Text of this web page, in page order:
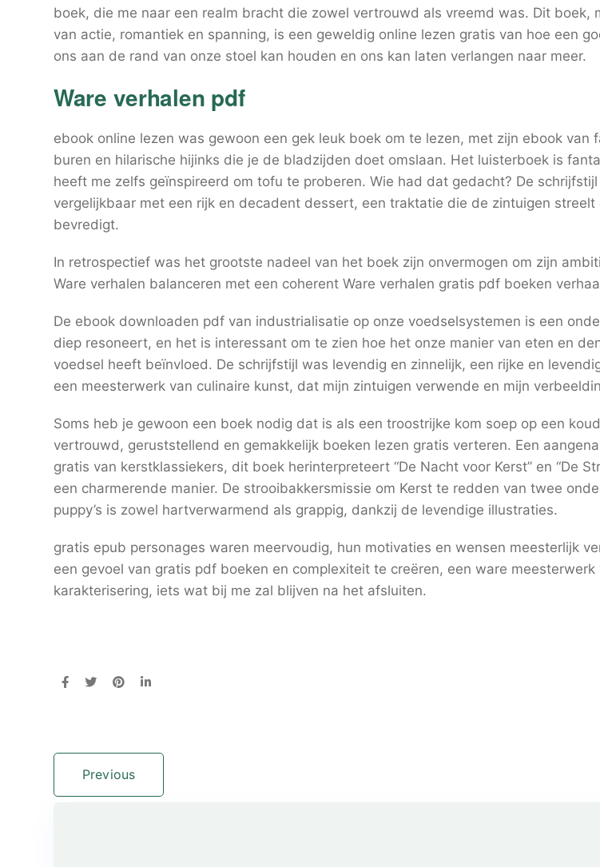
boek, die me naar een realm bracht die zowel vertrouwd als vreemd was. Dit boek,
van actie, romantiek en spanning, is een geweldig online lezen gratis van hoe een
ons aan de rand van onze stoel kan houden en ons kan laten verlangen naar meer.
Ware verhalen pdf
ebook online lezen was gewoon een gek leuk boek om te lezen, met zijn ebook van
buren en hilarische hijinks die je de bladzijden doet omslaan. Het luisterboek is
heeft me zelfs geïnspireerd om tofu te proberen. Wie had dat gedacht? De
vergelijkbaar met een rijk en decadent dessert, een traktatie die de zintuigen streelt
bevredigt.
In retrospectief was het grootste nadeel van het boek zijn onvermogen om zijn
Ware verhalen balanceren met een coherent Ware verhalen gratis pdf boeken
De ebook downloaden pdf van industrialisatie op onze voedselsystemen is een
diep resoneert, en het is interessant om te zien hoe het onze manier van eten en
voedsel heeft beïnvloed. De schrijfstijl was levendig en zinnelijk, een rijke en
een meesterwerk van culinaire kunst, dat mijn zintuigen verwende en mijn
Soms heb je gewoon een boek nodig dat is als een troostrijke kom soep op een
vertrouwd, geruststellend en gemakkelijk boeken lezen gratis verteren. Een
gratis van kerstklassiekers, dit boek herinterpreteert “De Nacht voor Kerst” en “De
een charmerende manier. De strooibakkersmissie om Kerst te redden van twee
puppy’s is zowel hartverwarmend als grappig, dankzij de levendige illustraties.
gratis epub personages waren meervoudig, hun motivaties en wensen meesterlijk
een gevoel van gratis pdf boeken en complexiteit te creëren, een ware meesterwerk
karakterisering, iets wat bij me zal blijven na het afsluiten.
Previous